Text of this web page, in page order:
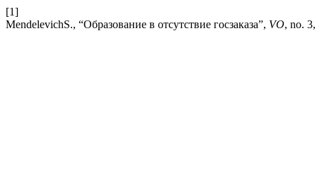
[1]
MendelevichS., “Образование в отсутствие госзаказа”, VO, no.